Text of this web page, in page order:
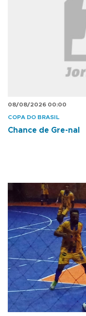
08/08/2026 00:00
COPA DO BRASIL
Chance de Gre-nal